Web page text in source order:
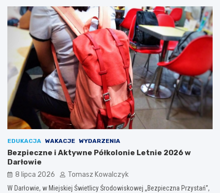
EDUKACJA WAKACJE WYDARZENIA
Bezpieczne i Aktywne Półkolonie Letnie 2026 w
Darłowie
8 lipca 2026 Tomasz Kowalczyk
W Darłowie, w Miejskiej Świetlicy Środowiskowej „Bezpieczna Przystań”,